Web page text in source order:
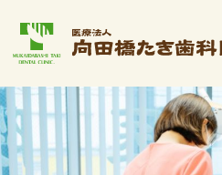
初診の方へ
スタッフ紹介
設備紹介